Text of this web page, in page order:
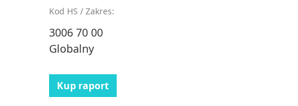
Kod HS / Zakres:
3006 70 00
Globalny
Kup raport